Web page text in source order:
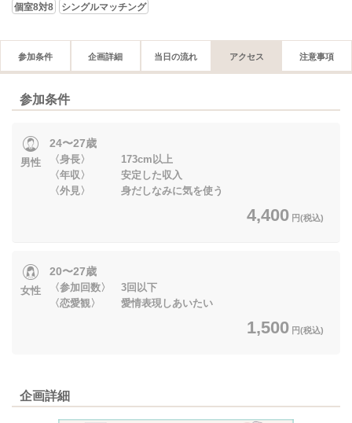
個室8対8 シングルマッチング
参加条件 企画詳細 当日の流れ アクセス 注意事項
参加条件
男性
24〜27歳
〈身長〉 173cm以上
〈年収〉 安定した収入
〈外見〉 身だしなみに気を使う
4,400 円(税込)
女性
20〜27歳
〈参加回数〉 3回以下
〈恋愛観〉 愛情表現しあいたい
1,500 円(税込)
企画詳細